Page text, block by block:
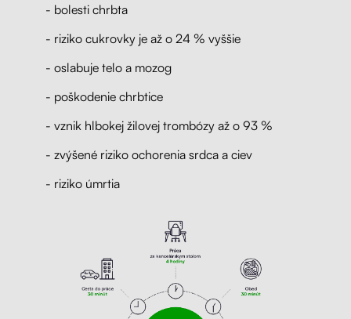
- bolesti chrbta
- riziko cukrovky je až o 24 % vyššie
- oslabuje telo a mozog
- poškodenie chrbtice
- vznik hlbokej žilovej trombózy až o 93 %
- zvýšené riziko ochorenia srdca a ciev
- riziko úmrtia